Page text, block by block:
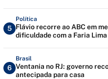
5
Política
Flávio recorre ao ABC em
dificuldade com a Faria Lima
6
Brasil
Ventania no RJ: governo
antecipada para casa